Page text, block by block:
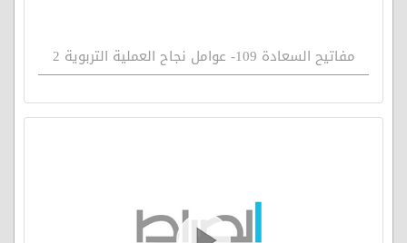
مفاتيح السعادة 109- عوامل نجاح العملية التربوية 2